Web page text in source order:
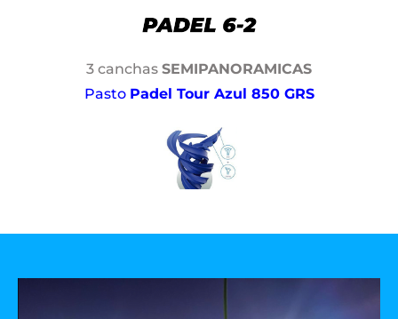
3 canchas SEMIPANORAMICAS
Pasto Padel Tour Azul 850 GRS